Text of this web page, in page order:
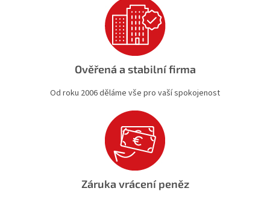
i
s
u
Ověřená a stabilní firma
Od roku 2006 děláme vše pro vaší spokojenost
Záruka vrácení peněz